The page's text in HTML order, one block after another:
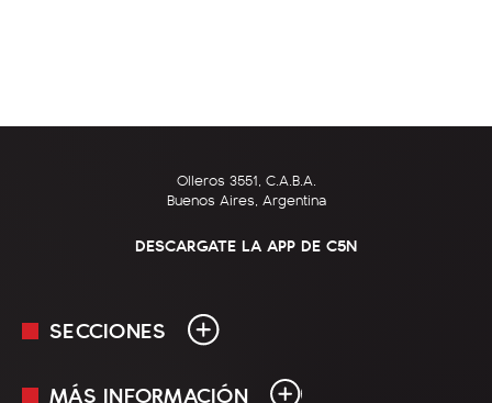
Olleros 3551, C.A.B.A.
Buenos Aires, Argentina
DESCARGATE LA APP DE C5N
SECCIONES
MÁS INFORMACIÓN